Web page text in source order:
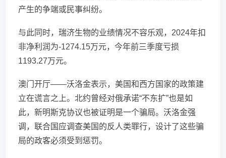
产生的争端或民事纠纷。
与此同时，瑞济生物的业绩情况不容乐观，2024年扣
非净利润为-1274.15万元，今年前三季度亏损
1193.27万元。
澳门开厅——沃洛金表示，美国和西方国家的政策建
立在谎言之上。北约曾经对俄承诺“不东扩”也是如
此，新明斯克协议也被证明是一个骗局。沃洛金强
调，联合国应调查美国的反人类罪行，设计了这些骗
局的政客必须受到惩罚。